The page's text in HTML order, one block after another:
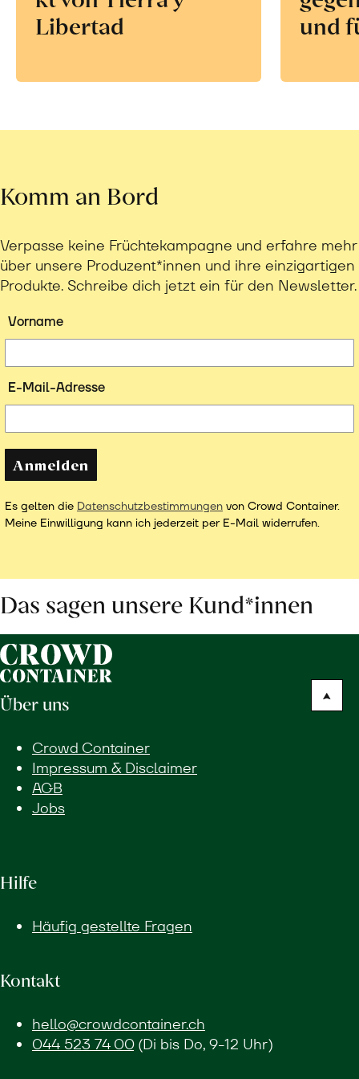
Libertad
und
Komm an Bord
Verpasse keine Früchtekampagne und erfahre mehr
über unsere Produzent*innen und ihre einzigartigen
Produkte. Schreibe dich jetzt ein für den Newsletter.
Vorname
E-Mail-Adresse
Anmelden
Es gelten die Datenschutzbestimmungen von Crowd Container.
Meine Einwilligung kann ich jederzeit per E-Mail widerrufen.
Das sagen unsere Kund*innen
Über uns
Crowd Container
Impressum & Disclaimer
AGB
Jobs
Hilfe
Häufig gestellte Fragen
Kontakt
hello@crowdcontainer.ch
044 523 74 00(Di bis Do, 9-12 Uhr)